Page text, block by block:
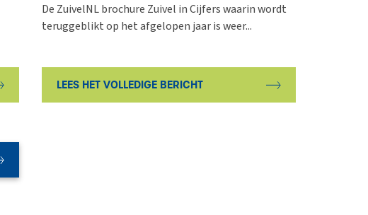
De ZuivelNL brochure Zuivel in Cijfers waarin wordt
teruggeblikt op het afgelopen jaar is weer...
LEES HET VOLLEDIGE BERICHT